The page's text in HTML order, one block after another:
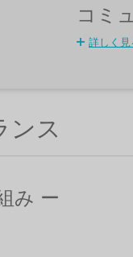
コミ
詳しく見
ンス
み ー